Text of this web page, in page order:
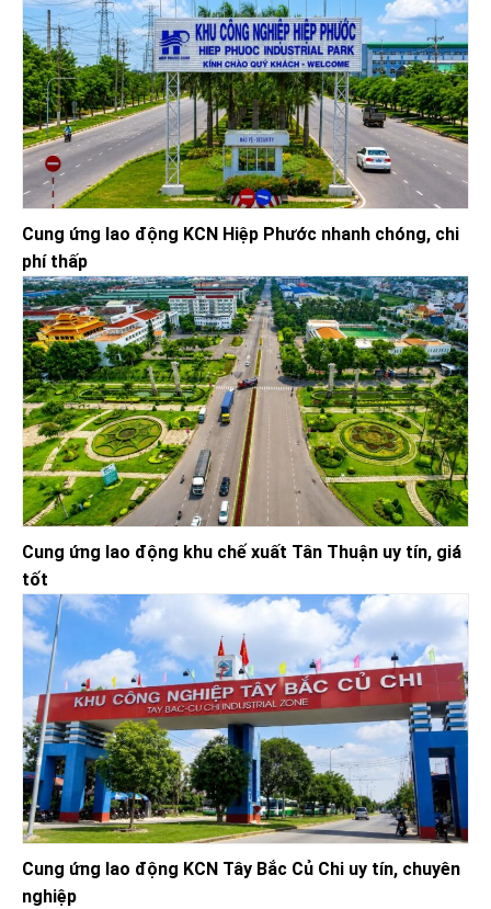
Cung ứng lao động KCN Hiệp Phước nhanh chóng, chi
phí thấp
Cung ứng lao động khu chế xuất Tân Thuận uy tín, giá
tốt
Cung ứng lao động KCN Tây Bắc Củ Chi uy tín, chuyên
nghiệp